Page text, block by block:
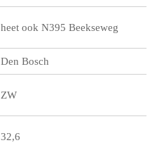
heet ook N395 Beekseweg
Den Bosch
ZW
32,6